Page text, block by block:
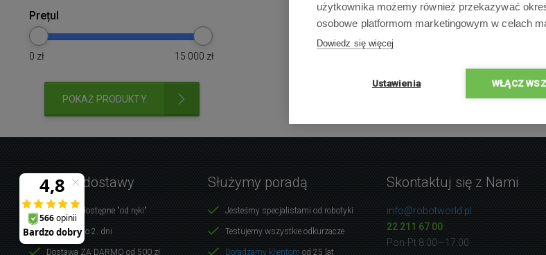
Prețul
0 zł 15 000 zł
POKAŻ PRODUKTY
Warunki dostawy
Produkty dostępne "od ręki"
Dostawa do 2. dni
Dostawa ZA DARMO od 500 zł
Służymy poradą
Jesteśmy specjalistami od robotyki
Testujemy wszystkie odkurzacze
Doradzamy klientom od 25 lat
Skontaktuj się z Nami
info@robotworld.pl
22 211 67 00
Pon-Pt 8:00—17:00
użytkownika możemy również przekazywać
osobowe platformom marketingowym w celach
Dowiedz się więcej
Ustawienia WŁĄCZ